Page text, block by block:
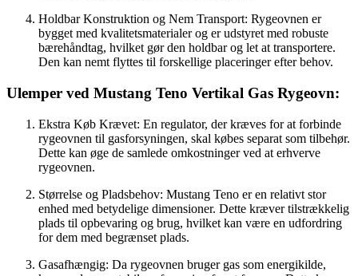
Holdbar Konstruktion og Nem Transport: Rygeovnen er
bygget med kvalitetsmaterialer og er udstyret med robuste
bærehåndtag, hvilket gør den holdbar og let at transportere.
Den kan nemt flyttes til forskellige placeringer efter behov.
Ulemper ved Mustang Teno Vertikal Gas Rygeovn:
Ekstra Køb Krævet: En regulator, der kræves for at forbinde
rygeovnen til gasforsyningen, skal købes separat som tilbehør.
Dette kan øge de samlede omkostninger ved at erhverve
rygeovnen.
Størrelse og Pladsbehov: Mustang Teno er en relativt stor
enhed med betydelige dimensioner. Dette kræver tilstrækkelig
plads til opbevaring og brug, hvilket kan være en udfordring
for dem med begrænset plads.
Gasafhængig: Da rygeovnen bruger gas som energikilde,